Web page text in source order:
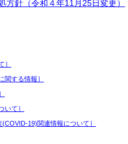
針（令和４年11月25日変更）
］
関する情報］
いて］
19)関連情報について］